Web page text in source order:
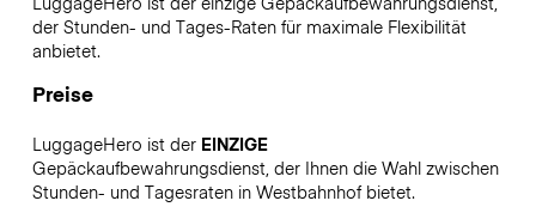
der Stunden- und Tages-Raten für maximale Flexibilität
anbietet.
Preise
LuggageHero ist der EINZIGE
Gepäckaufbewahrungsdienst, der Ihnen die Wahl zwischen
Stunden- und Tagesraten in Westbahnhof bietet.